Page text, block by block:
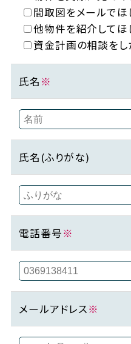
間取図をメールでほ
他物件を紹介してほ
資金計画の相談をし
氏名 ※
氏名(ふりがな)
電話番号※
メールアドレス※